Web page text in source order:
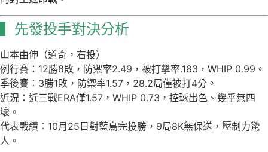
▍先發投手對決分析
山本由伸（道奇，右投）
例行賽：12勝8敗，防禦率2.49，被打擊率.183，WHIP 0.99。
季後賽：3勝1敗，防禦率1.57，28.2局僅被打4分。
近況：近三戰ERA僅1.57，WHIP 0.73，控球出色、幾乎無四
壞。
代表戰績：10月25日對藍鳥完投勝，9局8K無保送，壓制力驚
人。